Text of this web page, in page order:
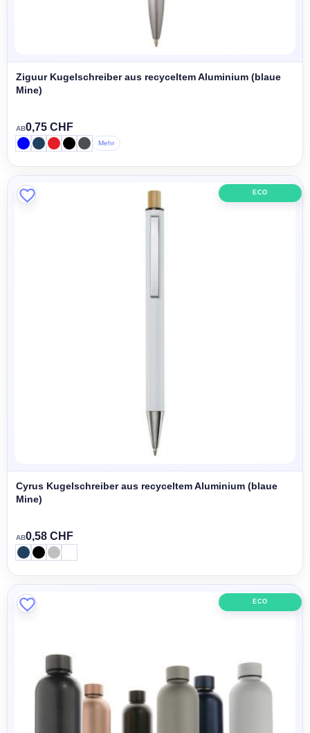
Ziguur Kugelschreiber aus recyceltem Aluminium (blaue
Mine)
Mehr
AB0,75 CHF
ECO
Cyrus Kugelschreiber aus recyceltem Aluminium (blaue
Mine)
AB0,58 CHF
ECO